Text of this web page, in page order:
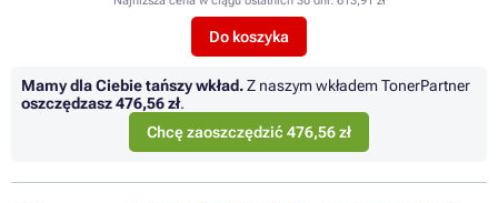
Do koszyka
Mamy dla Ciebie tańszy wkład.Z naszym wkładem TonerPartner
oszczędzasz476,56 zł.
Chcę zaoszczędzić 476,56 zł